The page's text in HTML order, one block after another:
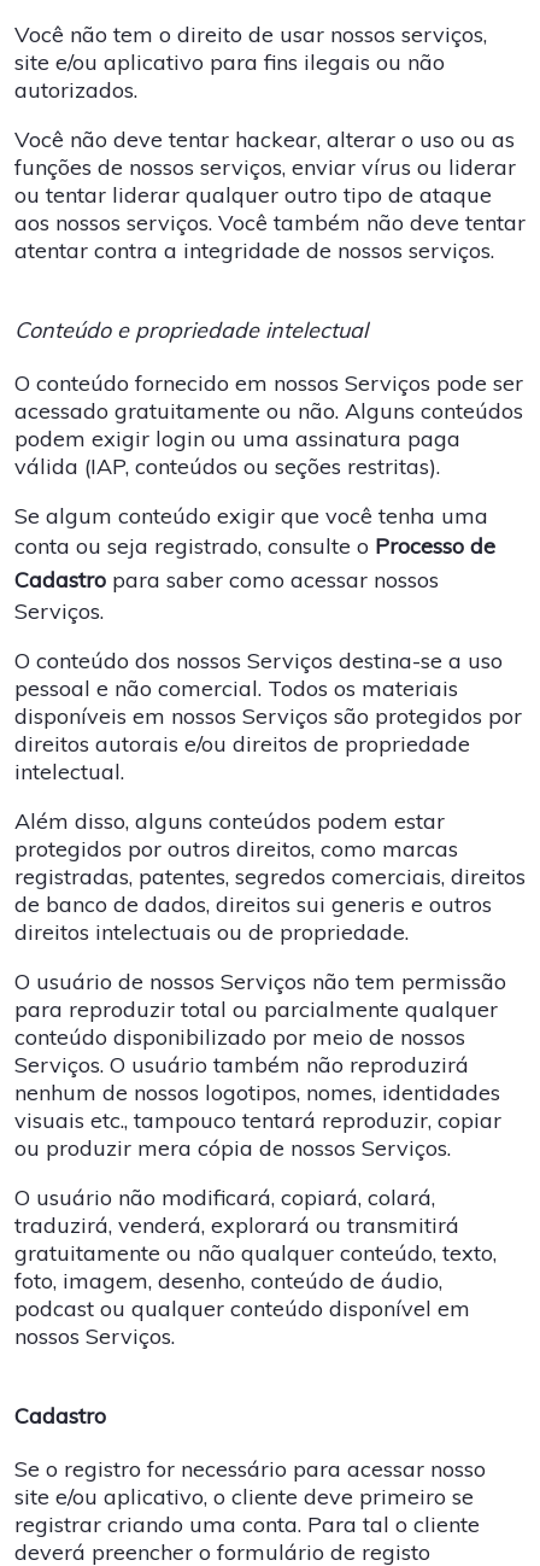
Você não tem o direito de usar nossos serviços,
site e/ou aplicativo para fins ilegais ou não
autorizados.
Você não deve tentar hackear, alterar o uso ou as
funções de nossos serviços, enviar vírus ou liderar
ou tentar liderar qualquer outro tipo de ataque
aos nossos serviços. Você também não deve tentar
atentar contra a integridade de nossos serviços.
Conteúdo e propriedade intelectual
O conteúdo fornecido em nossos Serviços pode ser
acessado gratuitamente ou não. Alguns conteúdos
podem exigir login ou uma assinatura paga
válida (IAP, conteúdos ou seções restritas).
Se algum conteúdo exigir que você tenha uma
conta ou seja registrado, consulte o Processo de
Cadastro para saber como acessar nossos
Serviços.
O conteúdo dos nossos Serviços destina-se a uso
pessoal e não comercial. Todos os materiais
disponíveis em nossos Serviços são protegidos por
direitos autorais e/ou direitos de propriedade
intelectual.
Além disso, alguns conteúdos podem estar
protegidos por outros direitos, como marcas
registradas, patentes, segredos comerciais, direitos
de banco de dados, direitos sui generis e outros
direitos intelectuais ou de propriedade.
O usuário de nossos Serviços não tem permissão
para reproduzir total ou parcialmente qualquer
conteúdo disponibilizado por meio de nossos
Serviços. O usuário também não reproduzirá
nenhum de nossos logotipos, nomes, identidades
visuais etc., tampouco tentará reproduzir, copiar
ou produzir mera cópia de nossos Serviços.
O usuário não modificará, copiará, colará,
traduzirá, venderá, explorará ou transmitirá
gratuitamente ou não qualquer conteúdo, texto,
foto, imagem, desenho, conteúdo de áudio,
podcast ou qualquer conteúdo disponível em
nossos Serviços.
Cadastro
Se o registro for necessário para acessar nosso
site e/ou aplicativo, o cliente deve primeiro se
registrar criando uma conta. Para tal o cliente
deverá preencher o formulário de registo